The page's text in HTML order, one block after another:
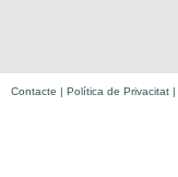
Contacte | Política de Privacitat |